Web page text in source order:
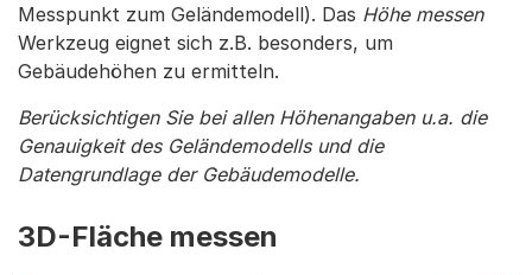
Messpunkt zum Geländemodell). Das Höhe messen
Werkzeug eignet sich z.B. besonders, um
Gebäudehöhen zu ermitteln.
Berücksichtigen Sie bei allen Höhenangaben u.a. die
Genauigkeit des Geländemodells und die
Datengrundlage der Gebäudemodelle.
3D-Fläche messen